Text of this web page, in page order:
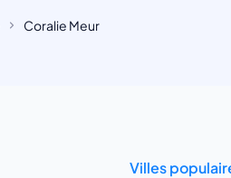
Coralie Meur
Villes